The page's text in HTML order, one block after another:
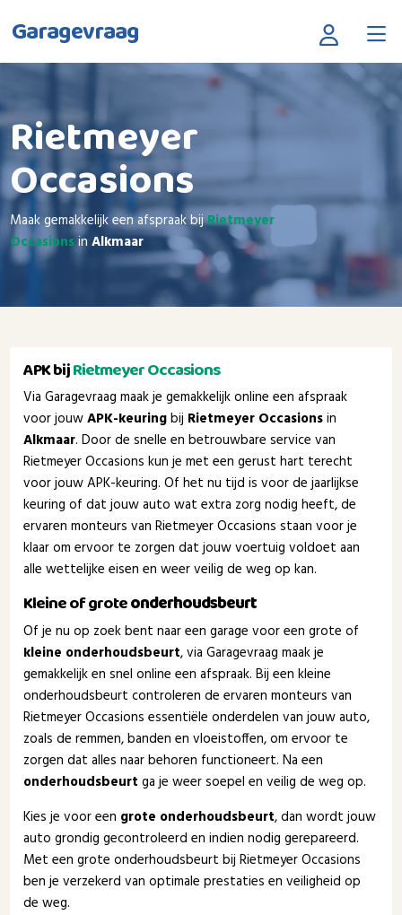
Garagevraag
Rietmeyer
Occasions
Maak gemakkelijk een afspraak bijRietmeyer
OccasionsinAlkmaar
APK bijRietmeyer Occasions
Via Garagevraag maak je gemakkelijk online een afspraak
voor jouwAPK-keuringbij Rietmeyer Occasionsin
Alkmaar. Door de snelle en betrouwbare service van
Rietmeyer Occasions kun je met een gerust hart terecht
voor jouw APK-keuring. Of het nu tijd is voor de jaarlijkse
keuring of dat jouw auto wat extra zorg nodig heeft, de
ervaren monteurs van Rietmeyer Occasions staan voor je
klaar om ervoor te zorgen dat jouw voertuig voldoet aan
alle wettelijke eisen en weer veilig de weg op kan.
Kleine of groteonderhoudsbeurt
Of je nu op zoek bent naar een garage voor een grote of
kleine onderhoudsbeurt, via Garagevraag maak je
gemakkelijk en snel online een afspraak. Bij een kleine
onderhoudsbeurt controleren de ervaren monteurs van
Rietmeyer Occasions essentiële onderdelen van jouw auto,
zoals de remmen, banden en vloeistoffen, om ervoor te
zorgen dat alles naar behoren functioneert. Na een
onderhoudsbeurt ga je weer soepel en veilig de weg op.
Kies je voor een grote onderhoudsbeurt, dan wordt jouw
auto grondig gecontroleerd en indien nodig gerepareerd.
Met een grote onderhoudsbeurt bij Rietmeyer Occasions
ben je verzekerd van optimale prestaties en veiligheid op
de weg.